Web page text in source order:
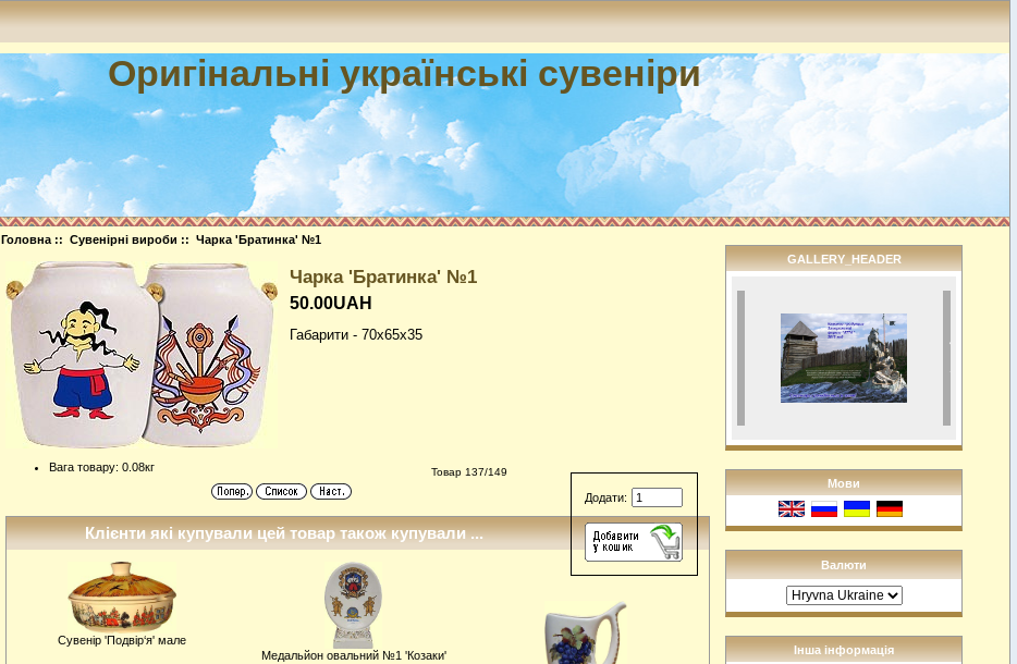
Оригінальні українські сувеніри
Головна ::Сувенірні вироби :: Чарка 'Братинка' №1
Чарка 'Братинка' №1
50.00UAH
Габарити - 70x65x35
Додати:
Вага товару: 0.08кг Товар 137/149
Клієнти які купували цей товар також купували ...
Сувенiр 'Подвір‘я' мале
Медальйон овальний №1 'Козаки'
GALLERY_HEADER
Мови
Валюти
Інша інформація